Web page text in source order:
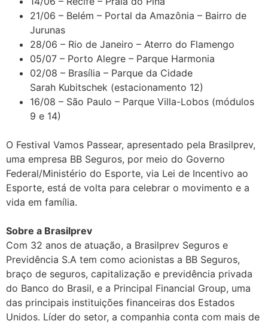
21/06 – Belém – Portal da Amazônia – Bairro de
Jurunas
28/06 – Rio de Janeiro – Aterro do Flamengo
05/07 – Porto Alegre – Parque Harmonia
02/08 – Brasília – Parque da Cidade
Sarah Kubitschek (estacionamento 12)
16/08 – São Paulo – Parque Villa-Lobos (módulos
9 e 14)
O Festival Vamos Passear, apresentado pela Brasilprev,
uma empresa BB Seguros, por meio do Governo
Federal/Ministério do Esporte, via Lei de Incentivo ao
Esporte, está de volta para celebrar o movimento e a
vida em família.
Sobre a Brasilprev
Com 32 anos de atuação, a Brasilprev Seguros e
Previdência S.A tem como acionistas a BB Seguros,
braço de seguros, capitalização e previdência privada
do Banco do Brasil, e a Principal Financial Group, uma
das principais instituições financeiras dos Estados
Unidos. Líder do setor, a companhia conta com mais de